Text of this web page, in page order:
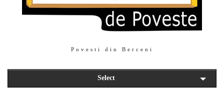
Povesti din Berceni
Select